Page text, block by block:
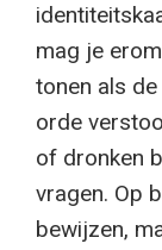
mag je
tonen als
orde
of dronken
vragen. Op
bewijzen,